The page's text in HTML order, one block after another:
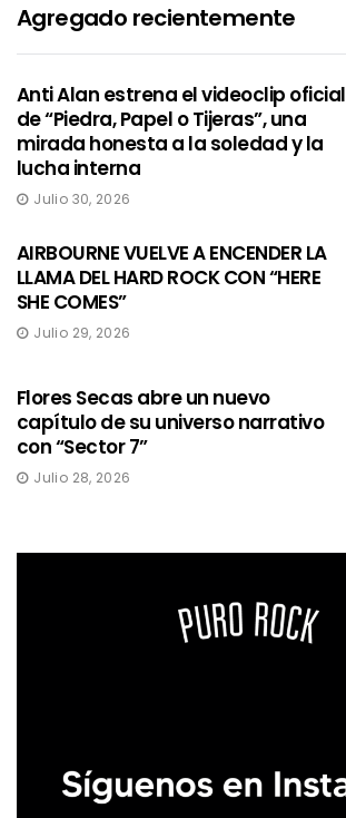
Agregado recientemente
Anti Alan estrena el videoclip oficial
de “Piedra, Papel o Tijeras”, una
mirada honesta a la soledad y la
lucha interna
Julio 30, 2026
AIRBOURNE VUELVE A ENCENDER LA
LLAMA DEL HARD ROCK CON “HERE
SHE COMES”
Julio 29, 2026
Flores Secas abre un nuevo
capítulo de su universo narrativo
con “Sector 7”
Julio 28, 2026